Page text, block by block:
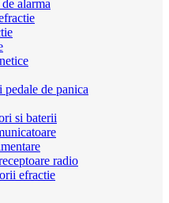
alarma
pedale de panica
si baterii
radio
efractie